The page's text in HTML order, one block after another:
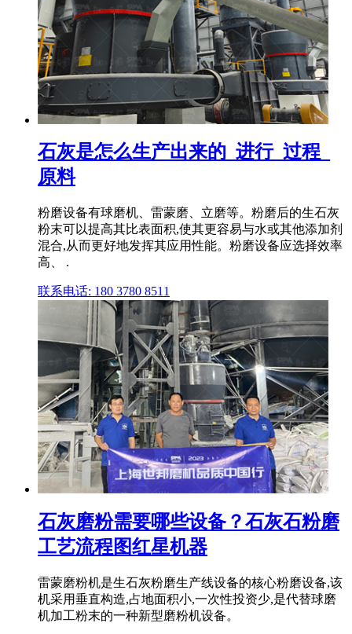
石灰是怎么生产出来的_进行_过程_
原料
粉磨设备有球磨机、雷蒙磨、立磨等。粉磨后的生石灰
粉末可以提高其比表面积,使其更容易与水或其他添加剂
混合,从而更好地发挥其应用性能。粉磨设备应选择效率
高、 .
联系电话: 180 3780 8511
石灰磨粉需要哪些设备？石灰石粉磨
工艺流程图红星机器
雷蒙磨粉机是生石灰粉磨生产线设备的核心粉磨设备,该
机采用垂直构造,占地面积小,一次性投资少,是代替球磨
机加工粉末的一种新型磨粉机设备。